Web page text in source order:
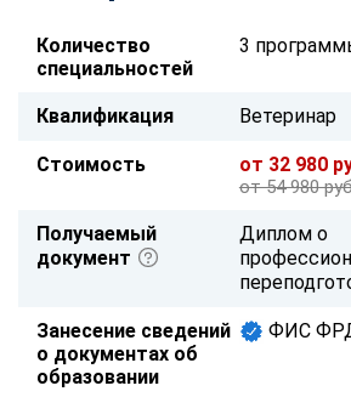
Количество
специальностей
3
Квалификация Ветеринар
Стоимость от 32 980
от 54 980
Получаемый
документ
Диплом о
Занесение сведений
о документах об
образовании
ФИС